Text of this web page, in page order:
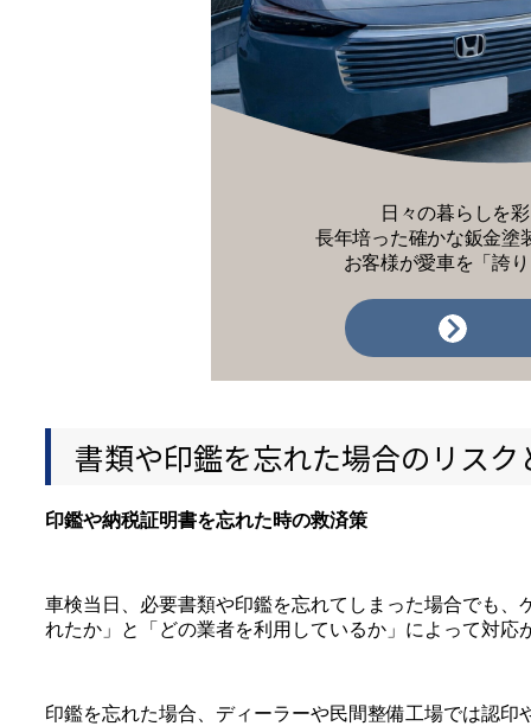
日々の暮らしを
長年培った確かな鈑金塗
お客様が愛車を「誇
書類や印鑑を忘れた場合のリスク
印鑑や納税証明書を忘れた時の救済策
車検当日、必要書類や印鑑を忘れてしまった場合でも
れたか」と「どの業者を利用しているか」によって対応
印鑑を忘れた場合、ディーラーや民間整備工場では認